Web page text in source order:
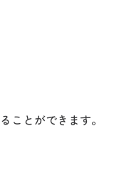
ことができます。